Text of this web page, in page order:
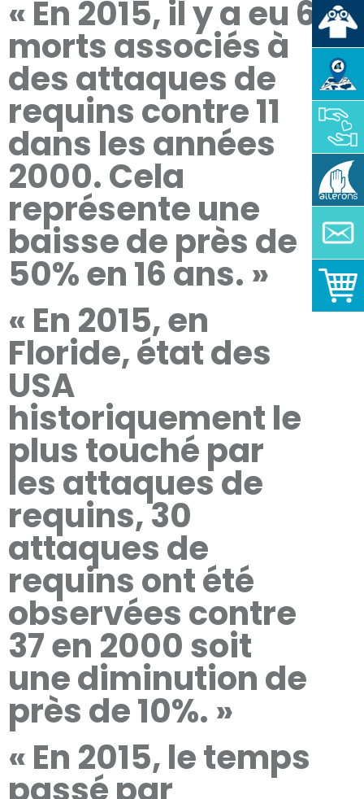
« En 2015, il y a eu 6
morts associés à
des attaques de
requins contre 11
dans les années
2000. Cela
représente une
baisse de près de
50% en 16 ans. »
« En 2015, en
Floride, état des
USA
historiquement le
plus touché par
les attaques de
requins, 30
attaques de
requins ont été
observées contre
37 en 2000 soit
une diminution de
près de 10%. »
« En 2015, le temps
passé par